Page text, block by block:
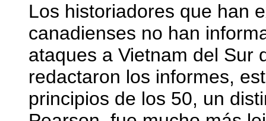
Los historiadores que han
canadienses no han
ataques a Vietnam del Sur
redactaron los informes,
principios de los 50, un